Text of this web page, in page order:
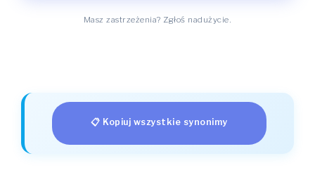
Masz zastrzeżenia? Zgłoś nadużycie.
📋 Kopiuj wszystkie synonimy